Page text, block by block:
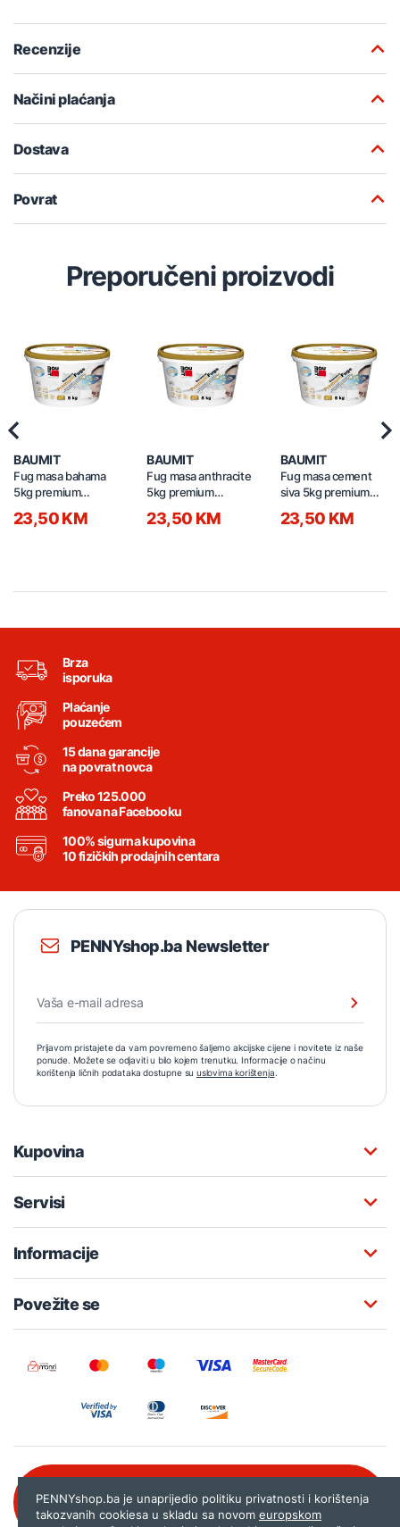
Recenzije
Načini plaćanja
Dostava
Povrat
Preporučeni proizvodi
BAUMIT
Fug masa bahama
5kg premium
23,50 KM
BAUMIT
Fug masa anthracite
5kg premium
23,50 KM
BAUMIT
Fug masa cement
siva 5kg premium
23,50 KM
Brza
isporuka
Plaćanje
pouzećem
15 dana garancije
na povrat novca
Preko 125.000
fanova na Facebooku
100% sigurna kupovina
10 fizičkih prodajnih centara
PENNYshop.ba Newsletter
Prijavom pristajete da vam povremeno šaljemo akcijske cijene i novitete iz naše
ponude. Možete se odjaviti u bilo kojem trenutku. Informacije o načinu
korištenja ličnih podataka dostupne su uslovima korištenja.
Kupovina
Servisi
Informacije
Povežite se
080 020 261
PENNYshop.ba je unaprijedio politiku privatnosti i korištenja
takozvanih cookiesa u skladu sa novom europskom